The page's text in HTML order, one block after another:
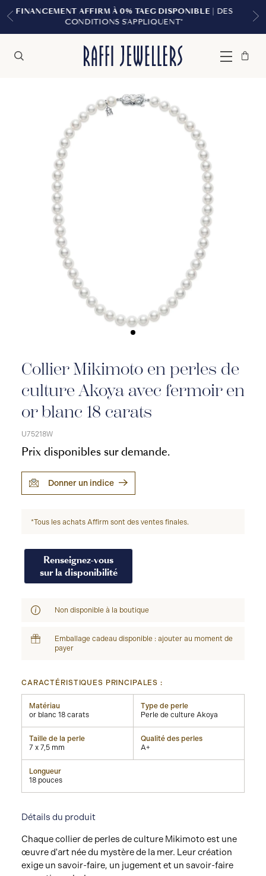
DISPONIBLE| DES
LIVRAISON GRATUITE
Menu
Sac
Fermer
Collier Mikimoto en perles de
culture Akoya avec fermoir en
or blanc 18 carats
U75218W
Prix disponibles sur demande.
Donner un indice
*Tous les achats Affirm sont des ventes finales.
Renseignez-vous
sur la disponibilité
Non disponible à la boutique
Emballage cadeau disponible : ajouter au moment de
payer
CARACTÉRISTIQUES PRINCIPALES :
Matériau
or blanc 18 carats
Type de perle
Perle de culture Akoya
Taille de la perle
7 x 7,5 mm
Qualité des perles
A+
Longueur
18 pouces
Détails du produit
Chaque collier de perles de culture Mikimoto est une
œuvre d'art née du mystère de la mer. Leur création
exige un savoir-faire, un jugement et un savoir-faire